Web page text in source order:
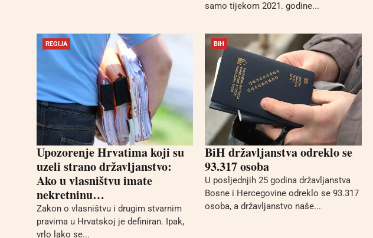
samo tijekom 2021. godine...
REGIJA
Upozorenje Hrvatima koji su
uzeli strano državljanstvo:
Ako u vlasništvu imate
nekretninu…
Zakon o vlasništvu i drugim stvarnim
pravima u Hrvatskoj je definiran. Ipak,
vrlo lako se...
BIH
BiH državljanstva odreklo se
93.317 osoba
U posljednjih 25 godina državljanstva
Bosne i Hercegovine odreklo se 93.317
osoba, a državljanstvo naše...